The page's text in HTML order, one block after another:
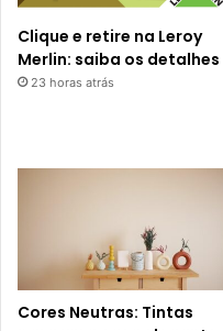
Clique e retire na Leroy
Merlin: saiba os detalhes
23 horas atrás
Cores Neutras: Tintas